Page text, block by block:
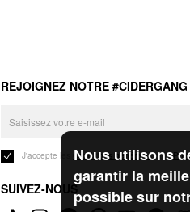
Nous utilisons
garantir la
possible sur
REJOIGNEZ NOTRE #CIDERGANG
J'accepte les Conditions généraleset la
SUIVEZ-NOUS